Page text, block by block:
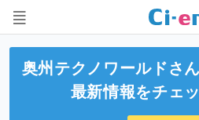
奥州テクノワールドさ
最新情報をチェ